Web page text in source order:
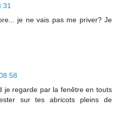
je ne vais pas me priver? Je
je regarde par la fenêtre en touts
sur tes abricots pleins de